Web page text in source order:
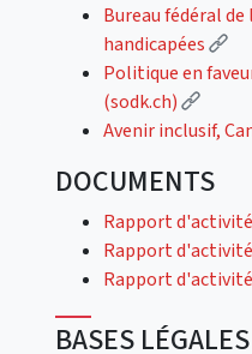
Bureau fédéral
handicapées
Politique en
(sodk.ch)
(Lien
Avenir inclusif,
DOCUMENTS
Rapport
Rapport
Rapport
BASES LÉGALES